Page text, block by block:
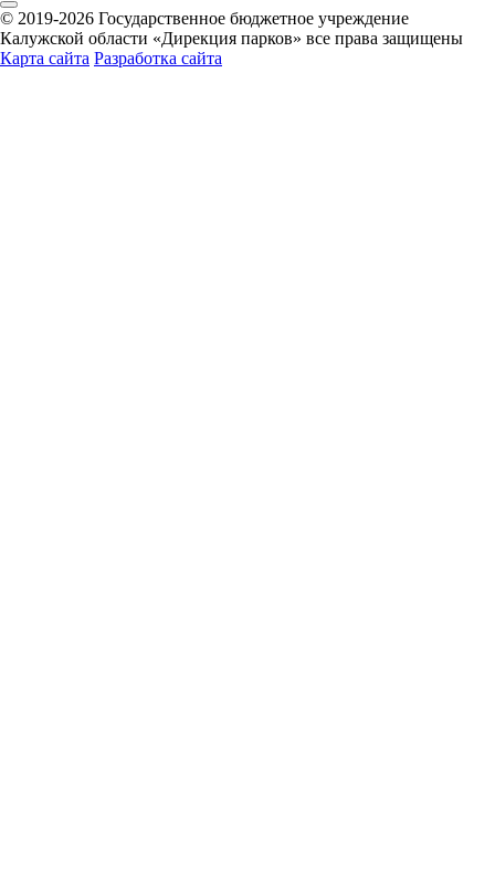
© 2019-2026 Государственное бюджетное учреждение
Калужской области «Дирекция парков» все права защищены
Карта сайта Разработка сайта